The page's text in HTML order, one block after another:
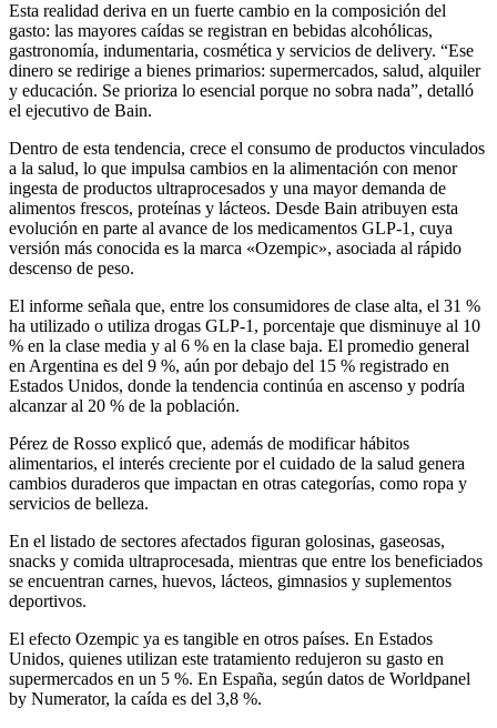
Esta realidad deriva en un fuerte cambio en la composición del
gasto: las mayores caídas se registran en bebidas alcohólicas,
gastronomía, indumentaria, cosmética y servicios de delivery. “Ese
dinero se redirige a bienes primarios: supermercados, salud, alquiler
y educación. Se prioriza lo esencial porque no sobra nada”, detalló
el ejecutivo de Bain.
Dentro de esta tendencia, crece el consumo de productos vinculados
a la salud, lo que impulsa cambios en la alimentación con menor
ingesta de productos ultraprocesados y una mayor demanda de
alimentos frescos, proteínas y lácteos. Desde Bain atribuyen esta
evolución en parte al avance de los medicamentos GLP-1, cuya
versión más conocida es la marca «Ozempic», asociada al rápido
descenso de peso.
El informe señala que, entre los consumidores de clase alta, el 31 %
ha utilizado o utiliza drogas GLP-1, porcentaje que disminuye al 10
% en la clase media y al 6 % en la clase baja. El promedio general
en Argentina es del 9 %, aún por debajo del 15 % registrado en
Estados Unidos, donde la tendencia continúa en ascenso y podría
alcanzar al 20 % de la población.
Pérez de Rosso explicó que, además de modificar hábitos
alimentarios, el interés creciente por el cuidado de la salud genera
cambios duraderos que impactan en otras categorías, como ropa y
servicios de belleza.
En el listado de sectores afectados figuran golosinas, gaseosas,
snacks y comida ultraprocesada, mientras que entre los beneficiados
se encuentran carnes, huevos, lácteos, gimnasios y suplementos
deportivos.
El efecto Ozempic ya es tangible en otros países. En Estados
Unidos, quienes utilizan este tratamiento redujeron su gasto en
supermercados en un 5 %. En España, según datos de Worldpanel
by Numerator, la caída es del 3,8 %.